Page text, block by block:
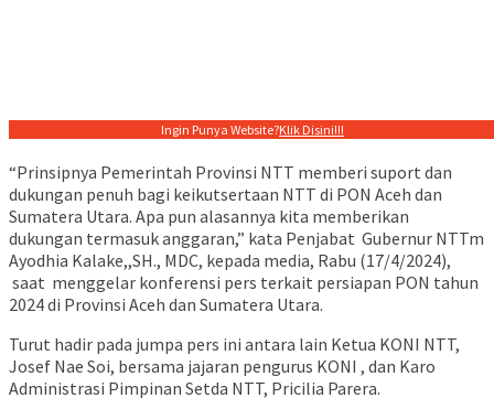
Ingin Punya Website?Klik Disini!!!
“Prinsipnya Pemerintah Provinsi NTT memberi suport dan
dukungan penuh bagi keikutsertaan NTT di PON Aceh dan
Sumatera Utara. Apa pun alasannya kita memberikan
dukungan termasuk anggaran,” kata Penjabat Gubernur NTTm
Ayodhia Kalake,,SH., MDC, kepada media, Rabu (17/4/2024),
saat menggelar konferensi pers terkait persiapan PON tahun
2024 di Provinsi Aceh dan Sumatera Utara.
Turut hadir pada jumpa pers ini antara lain Ketua KONI NTT,
Josef Nae Soi, bersama jajaran pengurus KONI , dan Karo
Administrasi Pimpinan Setda NTT, Pricilia Parera.